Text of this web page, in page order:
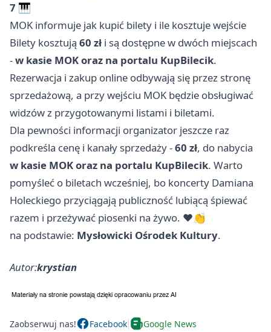
7 🎹
MOK informuje jak kupić bilety i ile kosztuje wejście
Bilety kosztują 60 zł i są dostępne w dwóch miejscach
-w kasie MOK oraz na portalu KupBilecik.
Rezerwacja i zakup online odbywają się przez stronę
sprzedażową, a przy wejściu MOK będzie obsługiwać
widzów z przygotowanymi listami i biletami.
Dla pewności informacji organizator jeszcze raz
podkreśla cenę i kanały sprzedaży -60 zł, do nabycia
w kasie MOK oraz na portalu KupBilecik. Warto
pomyśleć o biletach wcześniej, bo koncerty Damiana
Holeckiego przyciągają publiczność lubiącą śpiewać
razem i przeżywać piosenki na żywo. ❤️👏
na podstawie: Mysłowicki Ośrodek Kultury.
Autor:krystian
Zaobserwuj nas! Facebook Google News